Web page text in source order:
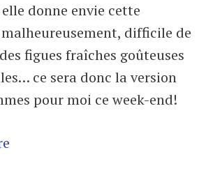
donne envie cette
difficile de
figues fraîches goûteuses
ce sera donc la version
pour moi ce week-end!